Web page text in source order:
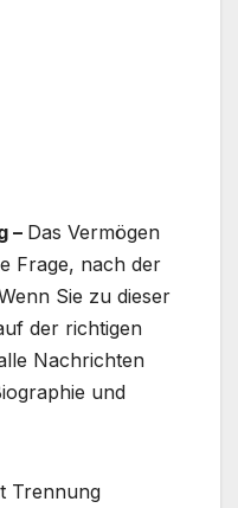
– Das Vermögen
Frage, nach der
Sie zu dieser
der richtigen
Nachrichten
und